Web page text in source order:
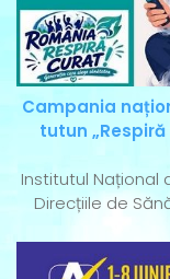
Campania
tutun
Institutul Național
Direcțiile de